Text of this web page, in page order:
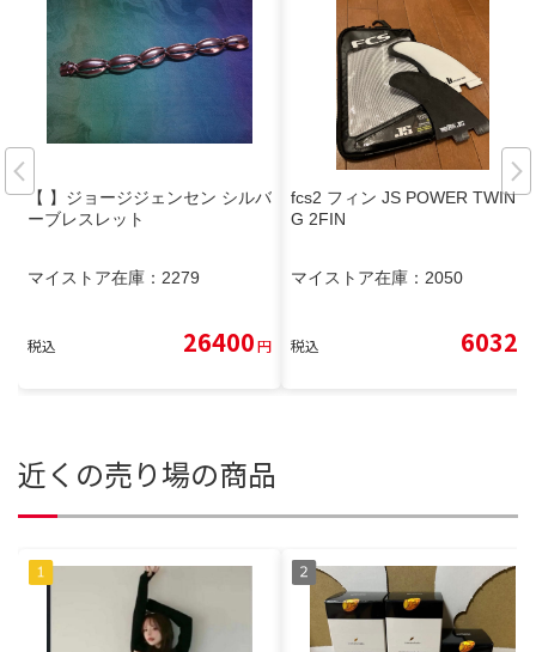
【 】ジョージジェンセン シルバ
ーブレスレット
マイストア在庫： 2279
税込 26400円
fcs2 フィン JS POWER TWIN P
G 2FIN
マイストア在庫： 2050
税込 6032
近くの売り場の商品